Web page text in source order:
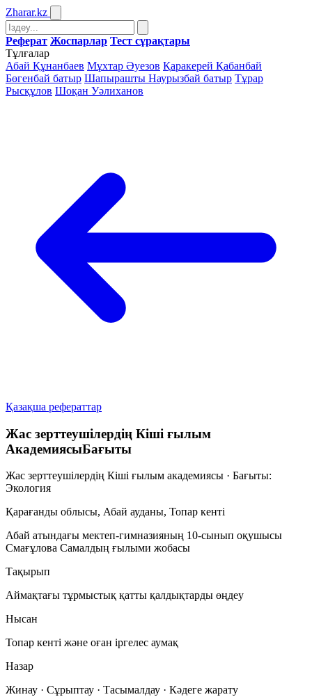
Zharar.kz
Реферат Жоспарлар Тест сұрақтары
Тұлғалар
Абай Құнанбаев Мұхтар Әуезов Қаракерей Қабанбай
Бөгенбай батыр Шапырашты Наурызбай батыр Тұрар
Рысқұлов Шоқан Уәлиханов
Қазақша рефераттар
Жас зерттеушілердің Кіші ғылым
АкадемиясыБағыты
Жас зерттеушілердің Кіші ғылым академиясы · Бағыты:
Экология
Қарағанды облысы, Абай ауданы, Топар кенті
Абай атындағы мектеп-гимназияның 10-сынып оқушысы
Смағұлова Самалдың ғылыми жобасы
Тақырып
Аймақтағы тұрмыстық қатты қалдықтарды өңдеу
Нысан
Топар кенті және оған іргелес аумақ
Назар
Жинау · Сұрыптау · Тасымалдау · Кәдеге жарату